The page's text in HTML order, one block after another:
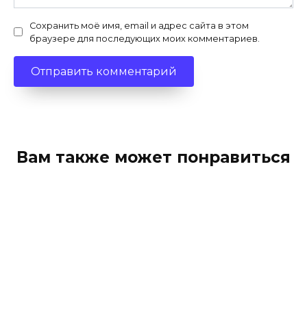
Сохранить моё имя, email и адрес сайта в этом
браузере для последующих моих комментариев.
Вам также может понравиться